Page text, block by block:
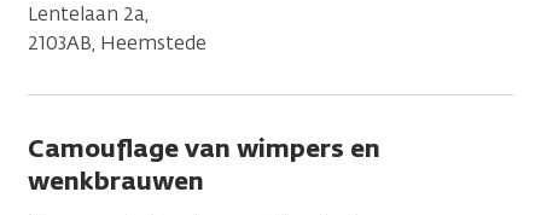
Lentelaan 2a,
2103AB, Heemstede
Camouflage van wimpers en
wenkbrauwen